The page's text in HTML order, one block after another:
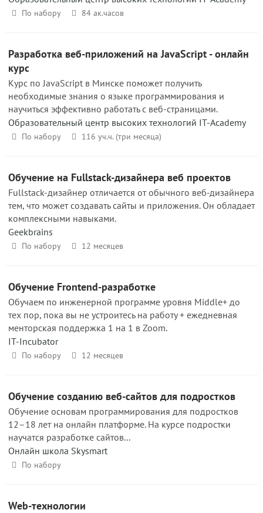
По набору 84 ак.часов
Разработка веб-приложений на JavaScript - онлайн
курс
Курс по JavaScript в Минске поможет получить
необходимые знания о языке программирования и
научиться эффективно работать с веб-страницами.
Образовательный центр высоких технологий IT-Academy
По набору 116 уч.ч. (три месяца)
Обучение на Fullstack-дизайнера веб проектов
Fullstack-дизайнер отличается от обычного веб-дизайнера
тем, что может создавать сайты и приложения. Он обладает
комплексными навыками.
Geekbrains
По набору 12 месяцев
Обучение Frontend-разработке
Обучаем по инженерной программе уровня Middle+ до
тех пор, пока вы не устроитесь на работу + ежедневная
менторская поддержка 1 на 1 в Zoom.
IT-Incubator
По набору 12 месяцев
Обучение созданию веб-сайтов для подростков
Обучение основам программирования для подростков
12–18 лет на онлайн платформе. На курсе подростки
научатся разработке сайтов...
Онлайн школа Skysmart
По набору
Web-технологии